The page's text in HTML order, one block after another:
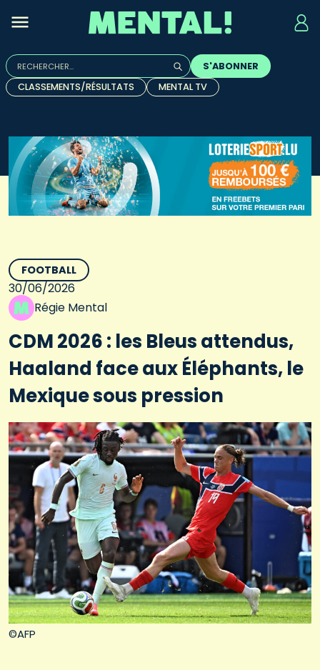
Rechercher :
Quand les résultats de l'auto-complétion sont
S'ABONNER
CLASSEMENTS/RÉSULTATS
MENTAL TV
©AFP
FOOTBALL
30/06/2026
Régie Mental
CDM 2026 : les Bleus attendus,
Haaland face aux Éléphants, le
Mexique sous pression